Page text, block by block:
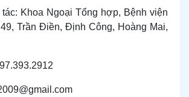
Khoa Ngoại Tổng hợp, Bệnh viện
Trần Điền, Định Công, Hoàng Mai,